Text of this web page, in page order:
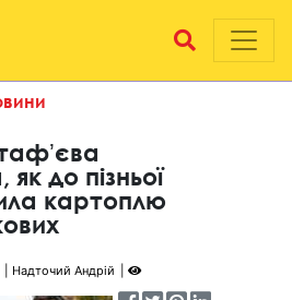
як до пізньої
картоплю
Надточий Андрій